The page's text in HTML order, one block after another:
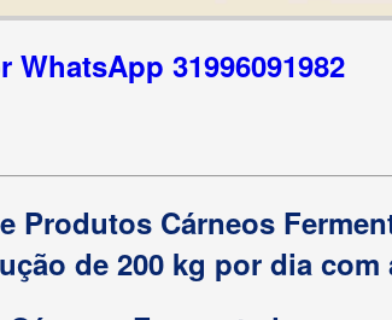
31996091982
Produtos Cárneos
de 200 kg por dia com